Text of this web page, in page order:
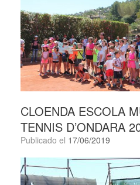
CLOENDA ESCOLA
TENNIS D’ONDARA
Publicado el 17/06/2019